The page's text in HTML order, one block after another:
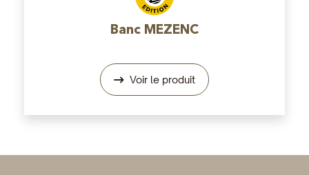
Banc MEZENC
Voir le produit